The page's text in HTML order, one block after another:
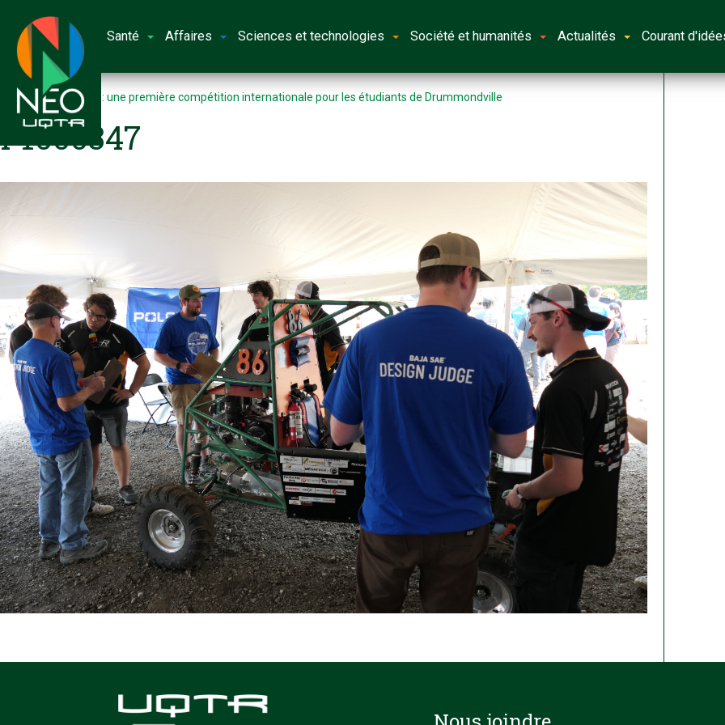
Santé Affaires Sciences et technologies Société et humanités Actualités Courant
Accueil Baja SAE : une première compétition internationale pour les étudiants de Drummondville
P1000347